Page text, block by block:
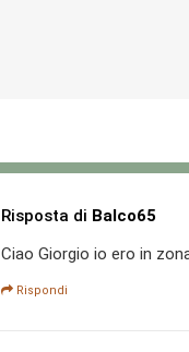
Risposta di Balco65
Ciao Giorgio io ero in
Rispondi